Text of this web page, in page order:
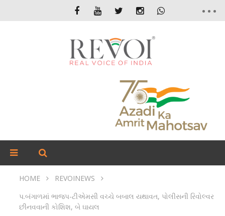
HOME
REVOINEWS
પ.બંગાળમાં ભાજપ-ટીએમસી વચ્ચે બબાલ યથાવત, પોલીસની રિવોલ્વર
છીનવવાની કોશિશ, બે ઘાયલ